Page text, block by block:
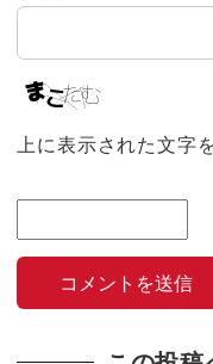
上に表示された文字